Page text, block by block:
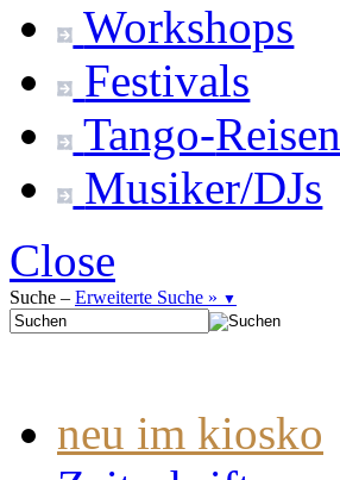
Workshops
Festivals
Tango-Reisen
Musiker/DJs
Close
Suche – Erweiterte Suche » ▼
neu im kiosko